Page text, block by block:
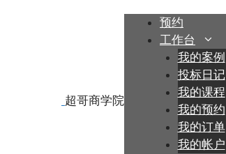
预约
工作台
我的案例
投标日记
我的课程
我的预约
我的订单
我的帐户